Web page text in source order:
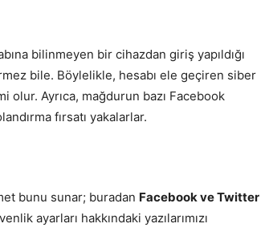
bilinmeyen bir cihazdan giriş yapıldığı
bile. Böylelikle, hesabı ele geçiren siber
olur. Ayrıca, mağdurun bazı Facebook
fırsatı yakalarlar.
bunu sunar; buradan Facebook ve Twitter
ayarları hakkındaki yazılarımızı